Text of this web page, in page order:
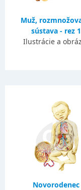
Muž,
sústava - rez 1
Ilustrácie a
Novorodenec